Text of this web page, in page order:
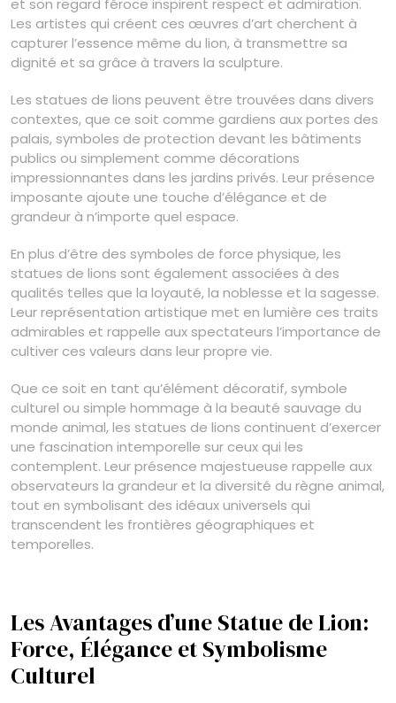
et son regard féroce inspirent respect et admiration.
Les artistes qui créent ces œuvres d’art cherchent à
capturer l’essence même du lion, à transmettre sa
dignité et sa grâce à travers la sculpture.
Les statues de lions peuvent être trouvées dans divers
contextes, que ce soit comme gardiens aux portes des
palais, symboles de protection devant les bâtiments
publics ou simplement comme décorations
impressionnantes dans les jardins privés. Leur présence
imposante ajoute une touche d’élégance et de
grandeur à n’importe quel espace.
En plus d’être des symboles de force physique, les
statues de lions sont également associées à des
qualités telles que la loyauté, la noblesse et la sagesse.
Leur représentation artistique met en lumière ces traits
admirables et rappelle aux spectateurs l’importance de
cultiver ces valeurs dans leur propre vie.
Que ce soit en tant qu’élément décoratif, symbole
culturel ou simple hommage à la beauté sauvage du
monde animal, les statues de lions continuent d’exercer
une fascination intemporelle sur ceux qui les
contemplent. Leur présence majestueuse rappelle aux
observateurs la grandeur et la diversité du règne animal,
tout en symbolisant des idéaux universels qui
transcendent les frontières géographiques et
temporelles.
Les Avantages d’une Statue de Lion:
Force, Élégance et Symbolisme
Culturel